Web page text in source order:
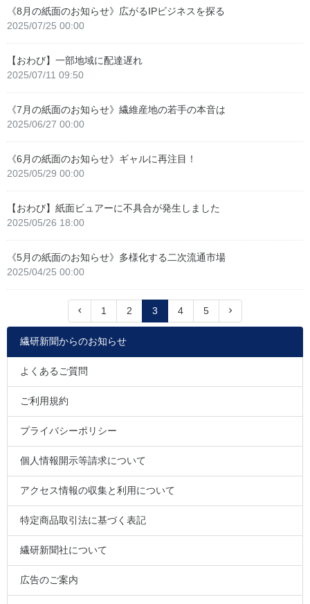
《8月の紙面のお知らせ》広がるIPビジネスを探る
2025/07/25 00:00
【おわび】一部地域に配達遅れ
2025/07/11 09:50
《7月の紙面のお知らせ》繊維産地の若手の本音は
2025/06/27 00:00
《6月の紙面のお知らせ》ギャルに再注目！
2025/05/29 00:00
【おわび】紙面ビュアーに不具合が発生しました
2025/05/26 18:00
《5月の紙面のお知らせ》多様化する二次流通市場
2025/04/25 00:00
1 2 3 4 5
繊研新聞からのお知らせ
よくあるご質問
ご利用規約
プライバシーポリシー
個人情報開示等請求について
アクセス情報の収集と利用について
特定商品取引法に基づく表記
繊研新聞社について
広告のご案内